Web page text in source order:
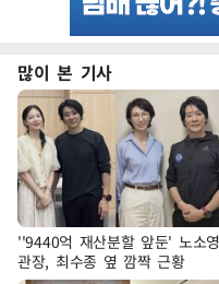
많이 본 기사
''9440억 재산분할 앞둔' 노소영
관장, 최수종 옆 깜짝 근황